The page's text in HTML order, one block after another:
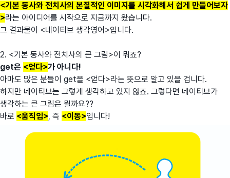
<기본 동사와 전치사의 본질적인 이미지를 시각화해서 쉽게 만들어보자
>라는 아이디어를 시작으로 지금까지 왔습니다.
그 결과물이 <네이티브 생각영어>입니다.
2. <기본 동사와 전치사의 큰 그림>이 뭐죠?
get은 <얻다>가 아니다!
아마도 많은 분들이 get을 <얻다>라는 뜻으로 알고 있을 겁니다.
하지만 네이티브는 그렇게 생각하고 있지 않죠. 그렇다면 네이티브가
생각하는 큰 그림은 뭘까요??
바로 <움직임>, 즉 <이동>입니다!